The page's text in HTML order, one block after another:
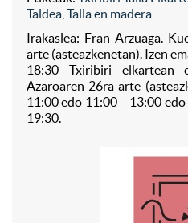
Taldea Talla en madera
Irakaslea: Fran Arzuaga.
arte (asteazkenetan). Izen
18:30 Txiribiri elkartean
Azaroaren 26ra arte
11:00 edo 11:00 – 13:00
19:30.